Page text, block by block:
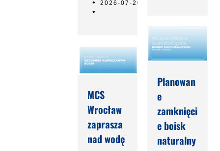
2026-07-20
Planowan
e
zamknięci
e boisk
naturalny
MCS
Wrocław
zaprasza
nad wodę